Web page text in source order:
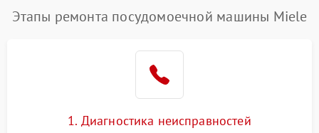
Этапы ремонта посудомоечной машины Miele
1. Диагностика неисправностей